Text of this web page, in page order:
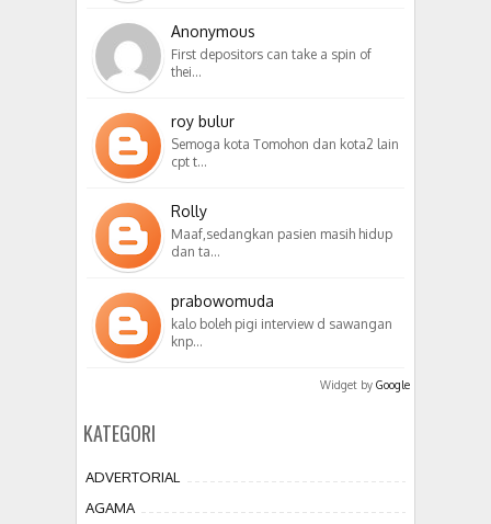
Anonymous
First depositors can take a spin of
thei…
roy bulur
Semoga kota Tomohon dan kota2 lain
cpt t…
Rolly
Maaf,sedangkan pasien masih hidup
dan ta…
prabowomuda
kalo boleh pigi interview d sawangan
knp…
Widget by Google
KATEGORI
ADVERTORIAL
AGAMA